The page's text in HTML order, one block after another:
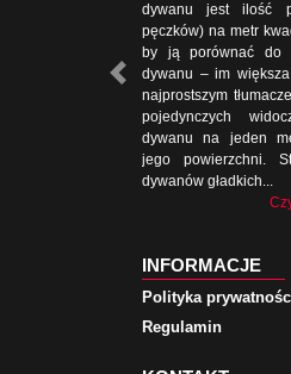
dywanu jest ilość
pęczków) na metr
by ją porównać do
dywanu – im
najprostszym
pojedynczych
dywanu na jeden
jego powierzchni.
dywanów gładkich...
INFORMACJE
Polityka
Regulamin